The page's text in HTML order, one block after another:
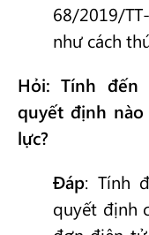
68/2019/
như cách
Hỏi: Tính
quyết định
lực?
Đáp: Tính
quyết định